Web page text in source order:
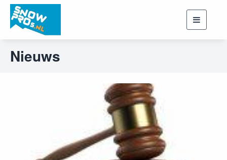
Toggle
Nieuws